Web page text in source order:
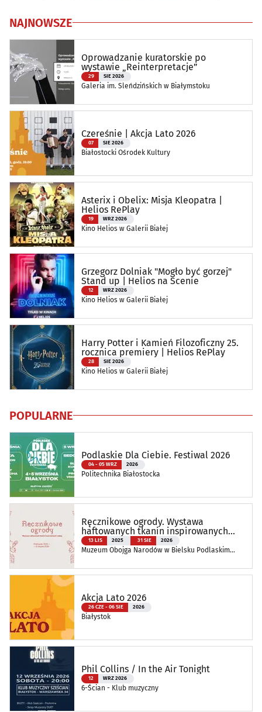
NAJNOWSZE
Oprowadzanie kuratorskie po
wystawie „Reinterpretacje”
29 SIE 2026
Galeria im. Sleńdzińskich w Białymstoku
Czereśnie | Akcja Lato 2026
07 SIE 2026
Białostocki Ośrodek Kultury
Asterix i Obelix: Misja Kleopatra |
Helios RePlay
19 WRZ 2026
Kino Helios w Galerii Białej
Grzegorz Dolniak "Mogło być gorzej"
Stand up | Helios na Scenie
12 WRZ 2026
Kino Helios w Galerii Białej
Harry Potter i Kamień Filozoficzny 25.
rocznica premiery | Helios RePlay
28 SIE 2026
Kino Helios w Galerii Białej
POPULARNE
Podlaskie Dla Ciebie. Festiwal 2026
04 - 05 WRZ 2026
Politechnika Białostocka
Ręcznikowe ogrody. Wystawa
haftowanych tkanin inspirowanych
naturą
13 LIS 2025 31 SIE 2026
Muzeum Obojga Narodów w Bielsku Podlaskim
Akcja Lato 2026
26 CZE - 06 SIE 2026
Białystok
Phil Collins / In the Air Tonight
12 WRZ 2026
6-Ścian - Klub muzyczny